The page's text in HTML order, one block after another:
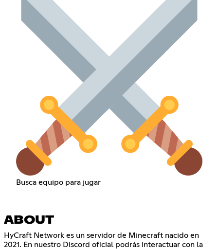
Busca equipo para jugar
ABOUT
HyCraft Network es un servidor de Minecraft nacido en
2021. En nuestro Discord oficial podrás interactuar con la